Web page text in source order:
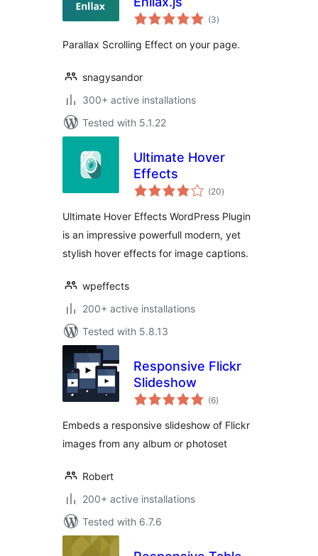
(3total
ratings
)
Parallax Scrolling Effect on your page.
snagysandor
300+ active installations
Tested with 5.1.22
Ultimate Hover
Effects
(20total
ratings
)
Ultimate Hover Effects WordPress Plugin
is an impressive powerfull modern, yet
stylish hover effects for image captions.
wpeffects
200+ active installations
Tested with 5.8.13
Responsive Flickr
Slideshow
(6total
ratings
)
Embeds a responsive slideshow of Flickr
images from any album or photoset
Robert
200+ active installations
Tested with 6.7.6